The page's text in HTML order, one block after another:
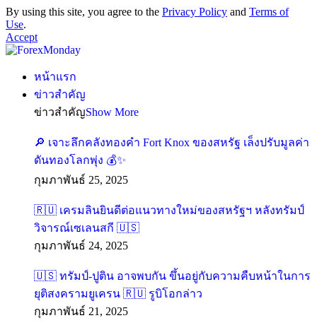
By using this site, you agree to the Privacy Policy and Terms of
Use.
Accept
หน้าแรก
ข่าวสำคัญ
ข่าวสำคัญShow More
🔎 เจาะลึกคลังทองคำ Fort Knox ของสหรัฐ เล็งปรับมูลค่า
ดันทองโลกพุ่ง 💰✨
กุมภาพันธ์ 25, 2025
🇷🇺 เครมลินยินดีต่อแนวทางใหม่ของสหรัฐฯ หลังทรัมป์
วิจารณ์เซเลนสกี 🇺🇸
กุมภาพันธ์ 24, 2025
🇺🇸 ทรัมป์-ปูติน อาจพบกัน ขึ้นอยู่กับความคืบหน้าในการ
ยุติสงครามยูเครน 🇷🇺 รูบิโอกล่าว
กุมภาพันธ์ 21, 2025